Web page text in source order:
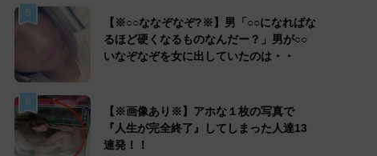
5
【※○○ななぞなぞ?※】男「○○になればな
るほど硬くなるものなんだー？」男が○○
いなぞなぞを女に出していたのは・・
6
【※画像あり※】アホな１枚の写真で
『人生が完全終了』してしまった人達13
連発！！